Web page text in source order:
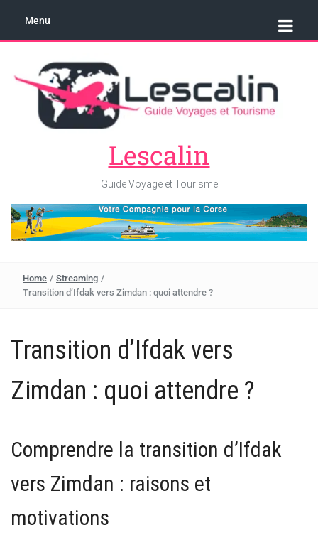
Menu
Lescalin
Guide Voyage et Tourisme
Home / Streaming /
Transition d’Ifdak vers Zimdan : quoi attendre ?
Transition d’Ifdak vers
Zimdan : quoi attendre ?
Comprendre la transition d’Ifdak
vers Zimdan : raisons et
motivations